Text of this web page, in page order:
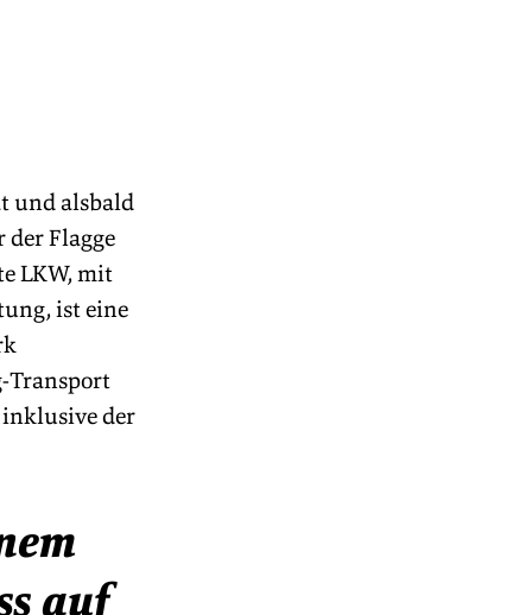
und alsbald
Flagge
LKW, mit
ist eine
Transport
inklusive der
auf